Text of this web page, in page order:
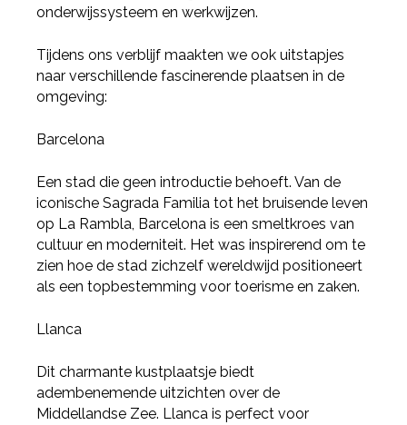
onderwijssysteem en werkwijzen.
Tijdens ons verblijf maakten we ook uitstapjes
naar verschillende fascinerende plaatsen in de
omgeving:
Barcelona
Een stad die geen introductie behoeft. Van de
iconische Sagrada Familia tot het bruisende leven
op La Rambla, Barcelona is een smeltkroes van
cultuur en moderniteit. Het was inspirerend om te
zien hoe de stad zichzelf wereldwijd positioneert
als een topbestemming voor toerisme en zaken.
Llanca
Dit charmante kustplaatsje biedt
adembenemende uitzichten over de
Middellandse Zee. Llanca is perfect voor